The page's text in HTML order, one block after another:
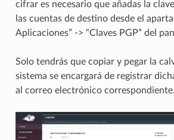
cifrar es necesario que añadas la
las cuentas de destino desde el
Aplicaciones” -> “Claves PGP” del
Solo tendrás que copiar y pegar la
sistema se encargará de registrar
al correo electrónico correspondiente.